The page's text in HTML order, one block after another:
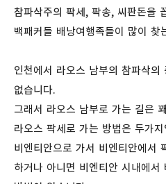
참파삭주의 팍세, 팍송, 씨판돈을
백패커들 배낭여행족들이 많이 찾
인천에서 라오스 남부의 참파삭
없습니다.
그래서 라오스 남부로 가는 길은
라오스 팍세로 가는 방법은 두가
비엔티안으로 가서 비엔티안에서
하거나 아니면 비엔티안 시내에서